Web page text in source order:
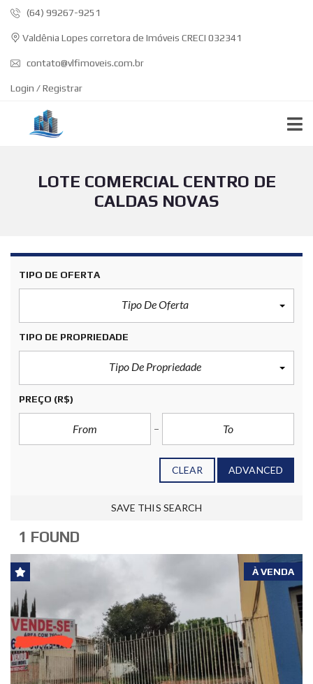
(64) 99267-9251
Valdênia Lopes corretora de Imóveis CRECI 032341
contato@vlfimoveis.com.br
Login / Registrar
LOTE COMERCIAL CENTRO DE
CALDAS NOVAS
TIPO DE OFERTA
Tipo De Oferta
TIPO DE PROPRIEDADE
Tipo De Propriedade
PREÇO (R$)
CLEAR ADVANCED
SAVE THIS SEARCH
1 FOUND
À VENDA